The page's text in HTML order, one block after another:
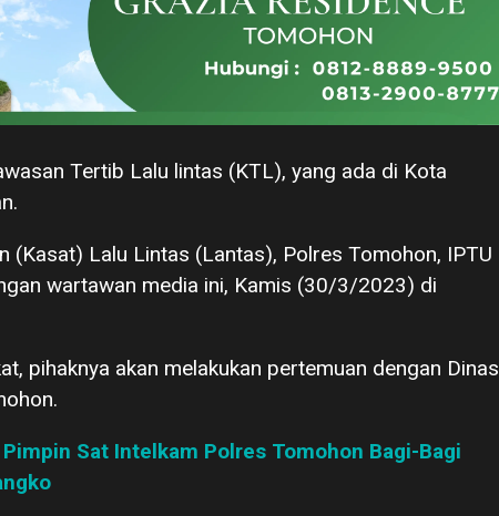
Tertib Lalu lintas (KTL), yang ada di Kota
(Kasat) Lalu Lintas (Lantas), Polres Tomohon, IPTU
wartawan media ini, Kamis (30/3/2023) di
pihaknya akan melakukan pertemuan dengan Dinas
Sat Intelkam Polres Tomohon Bagi-Bagi